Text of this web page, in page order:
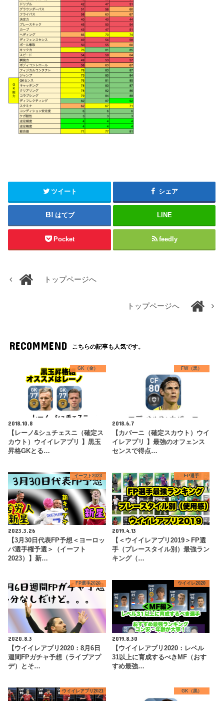
ツイート シェア
はてブ LINE
Pocket feedly
トップページへ
トップページへ
RECOMMEND こちらの記事も人気です。
GK（金）
2018.10.8
【レーノ&シュチェスニ（確定ス
カウト）ウイイレアプリ 】黒玉
昇格GKとる…
FW（黒）
2018.6.7
【カバーニ（確定スカウト）ウイ
イレアプリ 】最強のオフェンス
センスで得点…
イーフト2023
2023.3.26
【3月30日代表FP予想＜ヨーロッ
パ選手権予選＞（イーフト
2023）】新…
FP選手
2019.4.13
【＜ウイイレアプリ2019＞FP選
手（プレースタイル別）最強ラン
キング（…
FP選手2020
2020.8.3
【ウイイレアプリ2020：8月6日
週間FPガチャ予想（ライブアプ
デ）とそ…
ウイイレ2020
2019.8.30
【ウイイレアプリ2020：レベル
31以上に育成するべきMF（おす
すめ最強…
ウイイレアプリ2021 GK（黒）